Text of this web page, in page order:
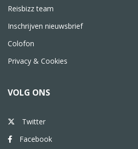
Reisbizz team
Inschrijven nieuwsbrief
Colofon
Privacy & Cookies
VOLG ONS
Twitter
Facebook